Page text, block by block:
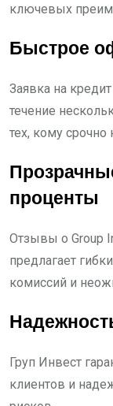
ключевых
Быстрое
Заявка на
течение
тех, кому
проценты
Отзывы о Group
предлагает
комиссий и
Груп Инвест
клиентов и